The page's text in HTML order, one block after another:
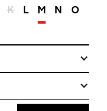
K L M N O